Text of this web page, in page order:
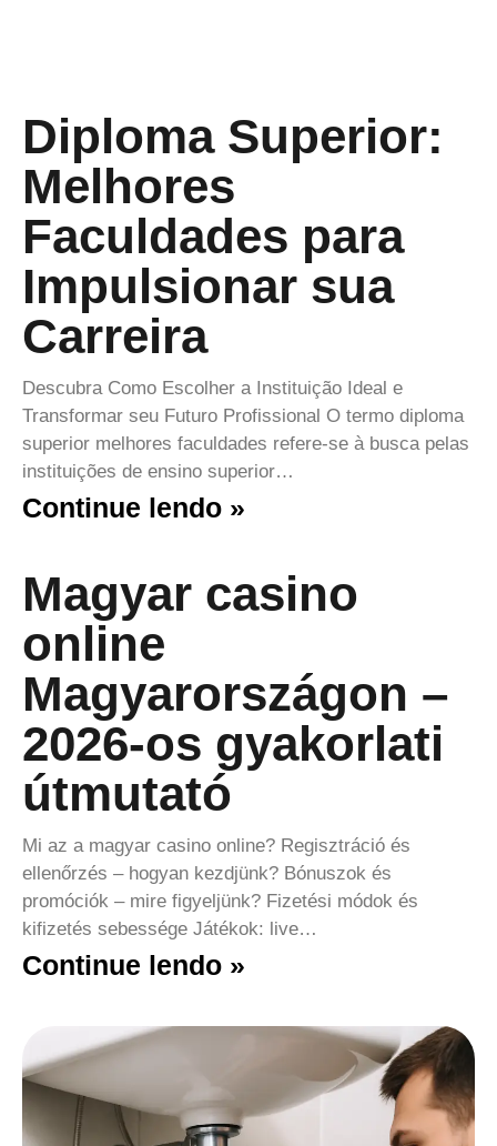
Diploma Superior:
Melhores
Faculdades para
Impulsionar sua
Carreira
Descubra Como Escolher a Instituição Ideal e
Transformar seu Futuro Profissional O termo diploma
superior melhores faculdades refere-se à busca pelas
instituições de ensino superior…
Continue lendo »
Magyar casino
online
Magyarországon –
2026-os gyakorlati
útmutató
Mi az a magyar casino online? Regisztráció és
ellenőrzés – hogyan kezdjünk? Bónuszok és
promóciók – mire figyeljünk? Fizetési módok és
kifizetés sebessége Játékok: live…
Continue lendo »